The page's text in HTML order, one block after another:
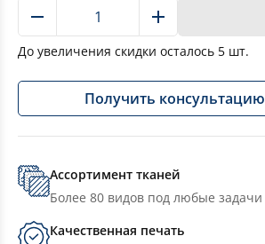
До увеличения скидки осталось 5 шт.
Получить консультацию
Ассортимент тканей
Более 80 видов под любые задачи
Качественная печать